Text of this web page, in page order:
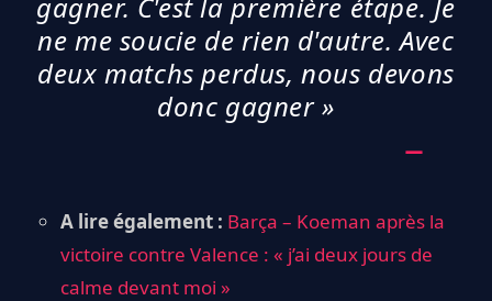
ne me soucie de rien d'autre. Avec
deux matchs perdus, nous devons
donc gagner »
A lire également : Barça – Koeman après la
victoire contre Valence : « j’ai deux jours de
calme devant moi »